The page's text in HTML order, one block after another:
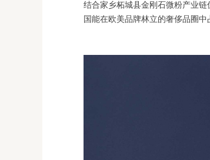
结合家乡柘城县金刚石微粉产业
国能在欧美品牌林立的奢侈品圈中